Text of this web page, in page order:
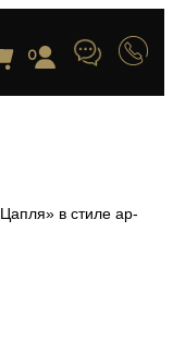
0
в стиле ар-